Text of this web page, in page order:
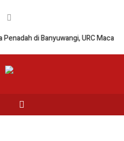
di Banyuwangi, URC Macan